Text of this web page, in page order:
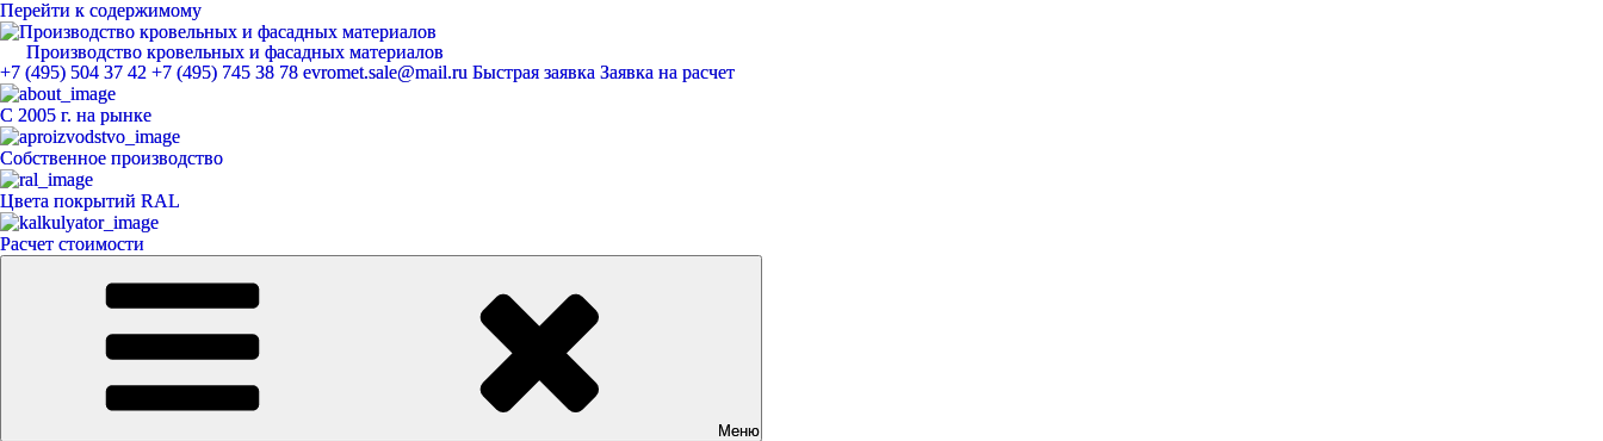
Перейти к содержимому
Производство кровельных и фасадных материалов
ЕвроМет
+7 (495) 504 37 42 +7 (495) 745 38 78 evromet.sale@mail.ru Быстрая заявка Заявка на расчет
С 2005 г. на рынке
Собственное производство
Цвета покрытий RAL
Расчет стоимости
Меню